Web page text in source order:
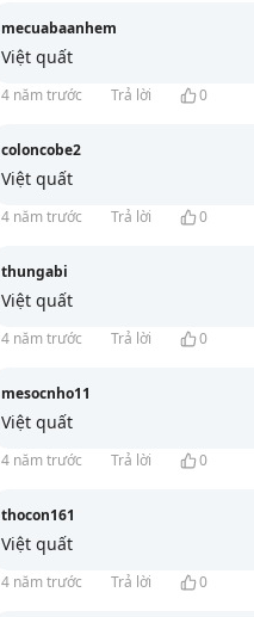
mecuabaanhem
Việt quất
4 năm trước Trả lời 0
coloncobe2
Việt quất
4 năm trước Trả lời 0
thungabi
Việt quất
4 năm trước Trả lời 0
mesocnho11
Việt quất
4 năm trước Trả lời 0
thocon161
Việt quất
4 năm trước Trả lời 0